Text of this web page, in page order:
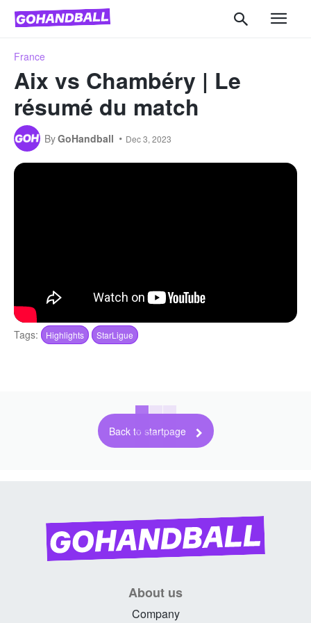
France
Aix vs Chambéry | Le
résumé du match
ByGoHandball Dec 3, 2023
Tags: Highlights StarLigue
Back to startpage
About us
Company